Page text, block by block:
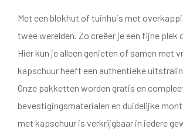
Met een blokhut of tuinhuis met
twee werelden. Zo creëer je een fijne
Hier kun je alleen genieten of samen met
kapschuur heeft een authentieke
Onze pakketten worden gratis en
bevestigingsmaterialen en duidelijke
met kapschuur is verkrijgbaar in iedere